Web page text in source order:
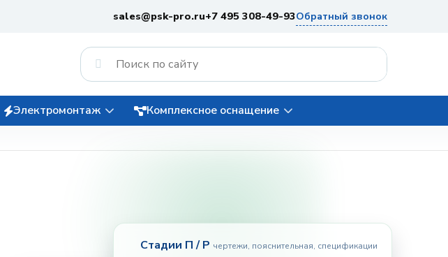
sales@psk-pro.ru+7 495 308-49-93Обратный звонок
Электромонтаж Комплексное оснащение
Стадии П / Р чертежи, пояснительная, спецификации